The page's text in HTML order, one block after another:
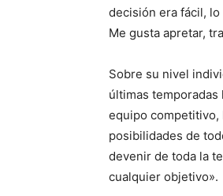
decisión era fácil,
Me gusta apretar,
Sobre su nivel
últimas temporadas
equipo competitivo,
posibilidades de
devenir de toda la
cualquier objetivo».